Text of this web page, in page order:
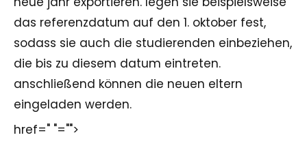
das referenzdatum auf den 1. oktober fest,
sodass sie auch die studierenden einbeziehen,
die bis zu diesem datum eintreten.
anschließend können die neuen eltern
eingeladen werden.
href=" "="">